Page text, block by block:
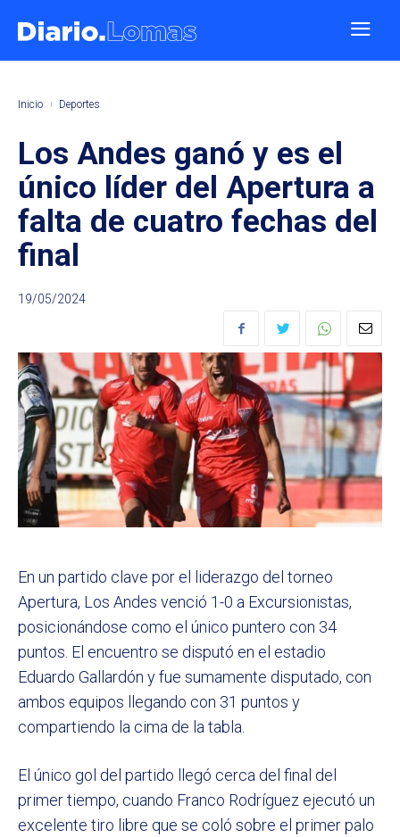
Inicio Deportes
Los Andes ganó y es el
único líder del Apertura a
falta de cuatro fechas del
final
19/05/2024
En un partido clave por el liderazgo del torneo
Apertura, Los Andes venció 1-0 a Excursionistas,
posicionándose como el único puntero con 34
puntos. El encuentro se disputó en el estadio
Eduardo Gallardón y fue sumamente disputado, con
ambos equipos llegando con 31 puntos y
compartiendo la cima de la tabla.
El único gol del partido llegó cerca del final del
primer tiempo, cuando Franco Rodríguez ejecutó un
excelente tiro libre que se coló sobre el primer palo